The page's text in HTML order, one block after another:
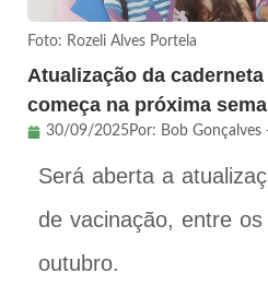
Foto: Rozeli Alves Portela
Atualização da
começa na próxima
30/09/2025Por: Bob Gonçalves
Será aberta a
de vacinação, entre
outubro.